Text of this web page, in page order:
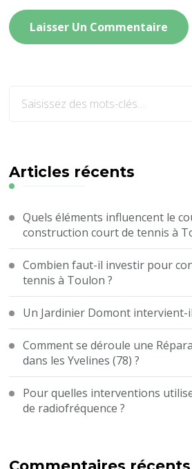
?
Articles récents
Quels éléments influencent le
construction court de tennis à
Combien faut-il investir pour
tennis à Toulon ?
Un Jardinier Domont intervient-
Comment se déroule une
dans les Yvelines (78) ?
Pour quelles interventions
de radiofréquence ?